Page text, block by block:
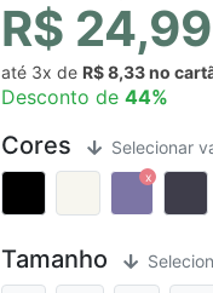
R$ 24,99
até 3x de R$ 8,33
Desconto de 44%
Cores Selecionar
Tamanho